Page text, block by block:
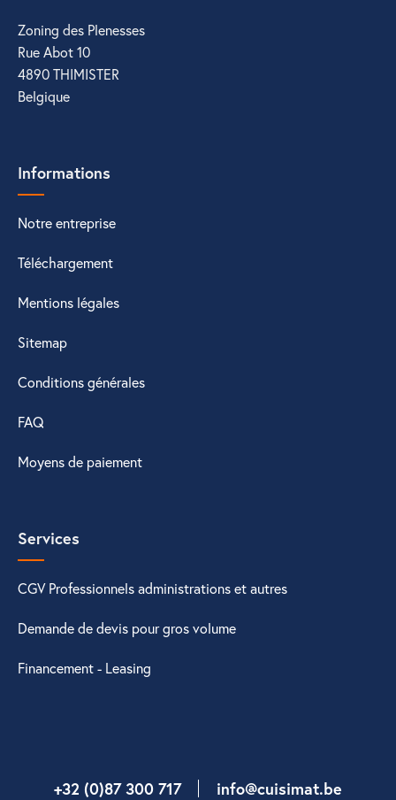
Zoning des Plenesses
Rue Abot 10
4890 THIMISTER
Belgique
Informations
Notre entreprise
Téléchargement
Mentions légales
Sitemap
Conditions générales
FAQ
Moyens de paiement
Services
CGV Professionnels administrations et autres
Demande de devis pour gros volume
Financement - Leasing
+32 (0)87 300 717 info@cuisimat.be